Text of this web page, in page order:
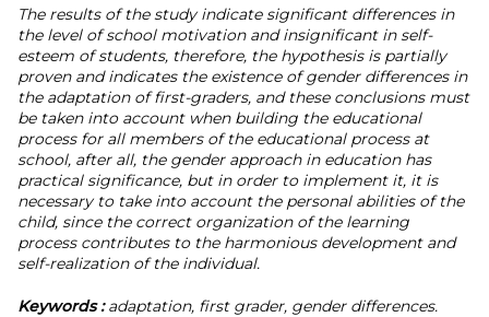
The results of the study indicate significant differences in
the level of school motivation and insignificant in self-
esteem of students, therefore, the hypothesis is partially
proven and indicates the existence of gender differences in
the adaptation of first-graders, and these conclusions must
be taken into account when building the educational
process for all members of the educational process at
school, after all, the gender approach in education has
practical significance, but in order to implement it, it is
necessary to take into account the personal abilities of the
child, since the correct organization of the learning
process contributes to the harmonious development and
self-realization of the individual.
Keywords:adaptation, first grader, gender differences.